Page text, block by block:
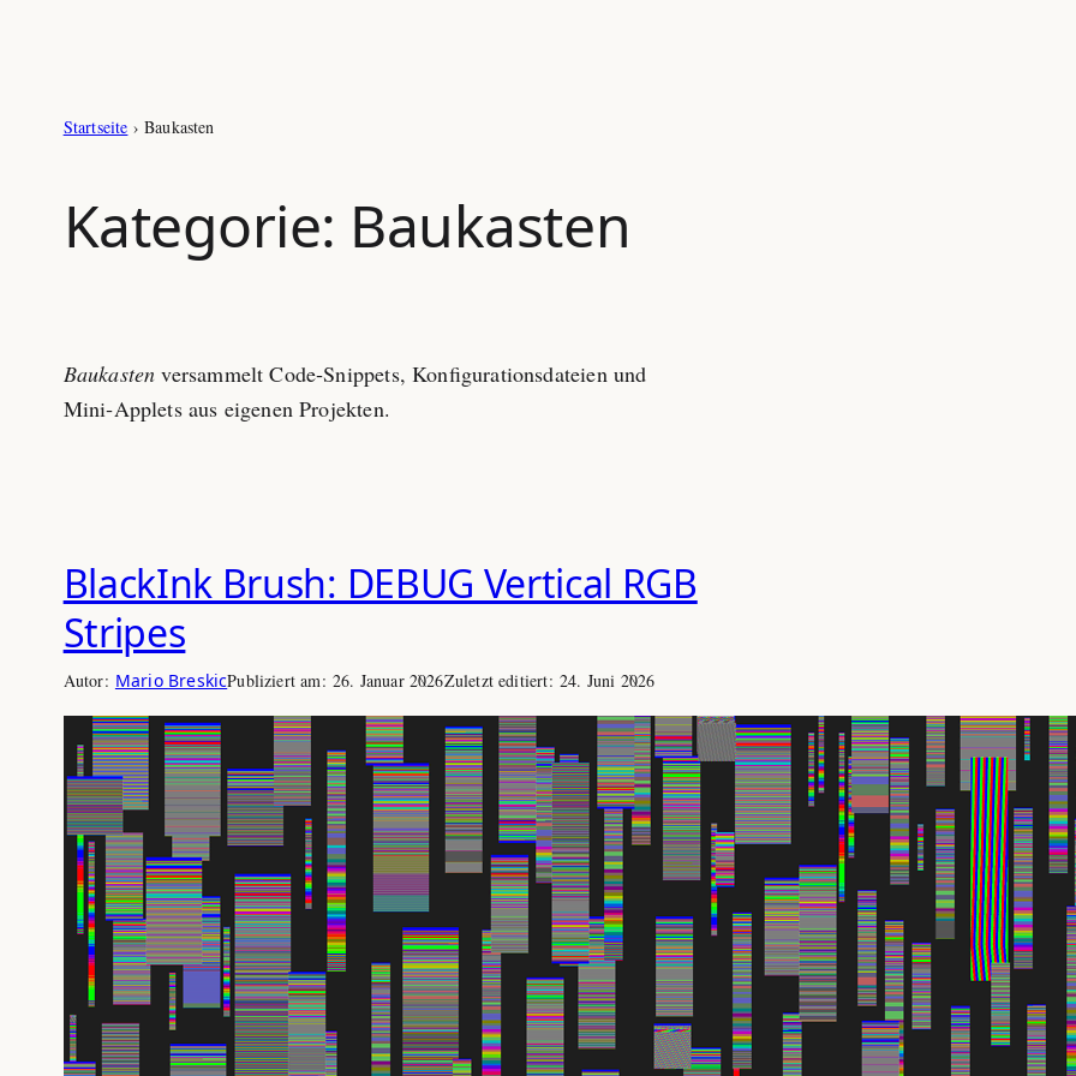
Startseite › Baukasten
Kategorie: Baukasten
Baukasten versammelt Code‑Snippets, Konfigurationsdateien und
Mini‑Applets aus eigenen Projekten.
BlackInk Brush: DEBUG Vertical RGB
Stripes
Autor: Mario BreskicPubliziert am: 26. Januar 2026Zuletzt editiert: 24. Juni 2026